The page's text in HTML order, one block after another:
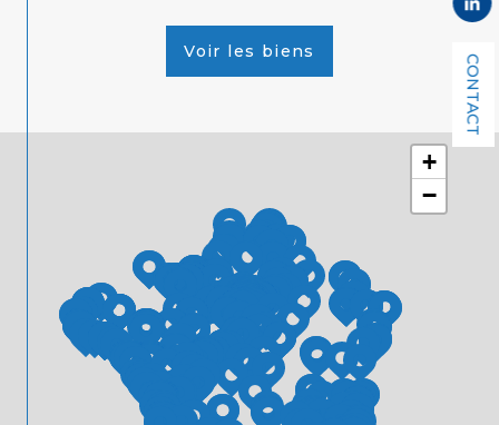
CONTACT
+
−
Voir les biens